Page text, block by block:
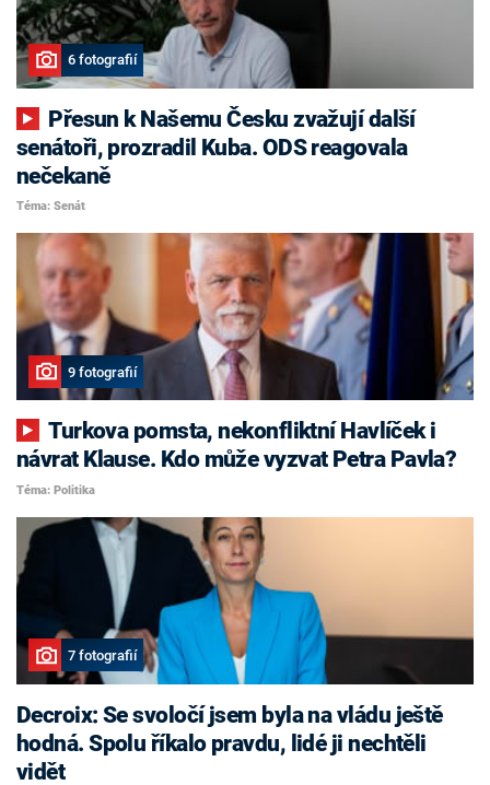
6 fotografií
senátoři, prozradil Kuba. ODS reagovala
nečekaně
Téma: Senát
9 fotografií
Turkova pomsta, nekonfliktní Havlíček i
návrat Klause. Kdo může vyzvat Petra Pavla?
Téma: Politika
7 fotografií
Decroix: Se svoločí jsem byla na vládu ještě
hodná. Spolu říkalo pravdu, lidé ji nechtěli
vidět